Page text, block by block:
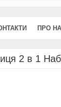
ПРО
2 в 1